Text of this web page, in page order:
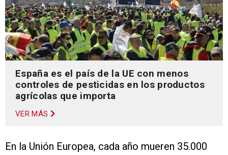
España es el país de la UE con menos
controles de pesticidas en los productos
agrícolas que importa
VER MÁS
En la Unión Europea, cada año mueren 35.000